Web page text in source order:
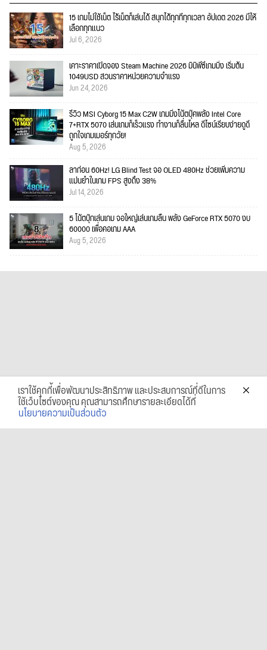
15 เกมไม่ใช้เน็ต ไร้เน็ตก็เล่นได้ สนุกได้ทุกที่ทุกเวลา อัปเดต 2026 มีให้
เลือกทุกแนว
Jul 6, 2026
เคาะราคาเปิดจอง Steam Machine 2026 มินิพีซีเกมมิ่ง เริ่มต้น
1049USD สวนราคาหน่วยความจำแรง
Jun 24, 2026
รีวิว MSI Cyborg 15 Max C2W เกมมิ่งโน้ตบุ๊คพลัง Intel Core
7+RTX 5070 เล่นเกมก็เร็วแรง ทำงานก็ลื่นไหล ดีไซน์เรียบง่ายดูดี
ถูกใจเกมเมอร์ทุกวัย!
Aug 5, 2026
ลาก่อน 60Hz! LG Blind Test จอ OLED 480Hz ช่วยเพิ่มความ
แม่นยำในเกม FPS สูงถึง 38%
Jul 14, 2026
5 โน้ตบุ๊กเล่นเกม จอใหญ่เล่นเกมลื่น พลัง GeForce RTX 5070 งบ
60000 เพื่อคอเกม AAA
Aug 5, 2026
เราใช้คุกกี้เพื่อพัฒนาประสิทธิภาพ และประสบการณ์ที่ดีในการ
ใช้เว็บไซต์ของคุณ คุณสามารถศึกษารายละเอียดได้ที่
นโยบายความเป็นส่วนตัว